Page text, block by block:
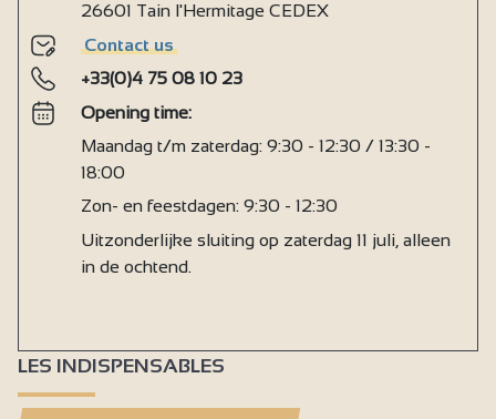
26601 Tain l'Hermitage CEDEX
Contact us
+33(0)4 75 08 10 23
Opening time:
Maandag t/m zaterdag: 9:30 - 12:30 / 13:30 -
18:00
Zon- en feestdagen: 9:30 - 12:30
Uitzonderlijke sluiting op zaterdag 11 juli, alleen
in de ochtend.
LES INDISPENSABLES